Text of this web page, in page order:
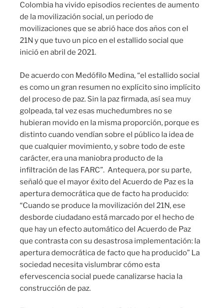
Colombia ha vivido episodios recientes de aumento
de la movilización social, un periodo de
movilizaciones que se abrió hace dos años con el
21N y que tuvo un pico en el estallido social que
inició en abril de 2021.
De acuerdo con Medófilo Medina, “el estallido social
es como un gran resumen no explícito sino implícito
del proceso de paz. Sin la paz firmada, así sea muy
golpeada, tal vez esas muchedumbres no se
hubieran movido en la misma proporción, porque es
distinto cuando vendían sobre el público la idea de
que cualquier movimiento, y sobre todo de este
carácter, era una maniobra producto de la
infiltración de las FARC”. Antequera, por su parte,
señaló que el mayor éxito del Acuerdo de Paz es la
apertura democrática que de facto ha producido:
“Cuando se produce la movilización del 21N, ese
desborde ciudadano está marcado por el hecho de
que hay un efecto automático del Acuerdo de Paz
que contrasta con su desastrosa implementación: la
apertura democrática de facto que ha producido” La
sociedad necesita vislumbrar cómo esta
efervescencia social puede canalizarse hacia la
construcción de paz.